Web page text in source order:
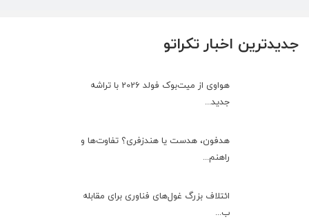
جدیدترین اخبار تکراتو
هواوی از میت‌بوک فولد 2026 با تراشه
جدید...
هدفون، هدست یا هندزفری؟ تفاوت‌ها و
راهنم...
ائتلاف بزرگ غول‌های فناوری برای مقابله
ب...